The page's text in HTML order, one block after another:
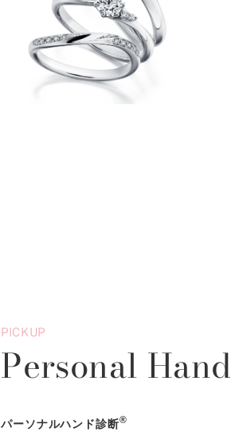
PICKUP
Personal Hand
パーソナルハンド診断®